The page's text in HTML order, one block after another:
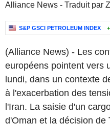
Alliance News - Traduit par
S&P GSCI PETROLEUM INDEX
(Alliance News) - Les
européens pointent vers
lundi, dans un contexte
à l'exacerbation des
l'Iran. La saisie d'un
d'Oman et la décision